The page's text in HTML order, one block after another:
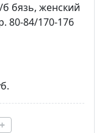
б бязь, женский
80-84/170-176
+